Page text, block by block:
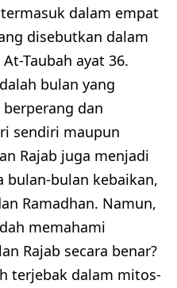
dalam empat
disebutkan dalam
Taubah ayat 36.
bulan yang
dan
sendiri maupun
Rajab juga menjadi
bulan-bulan kebaikan,
Ramadhan. Namun,
memahami
Rajab secara benar?
terjebak dalam mitos-